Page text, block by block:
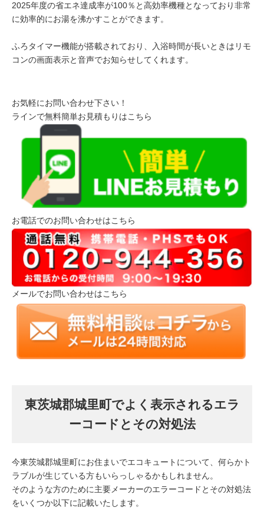
2025年度の省エネ達成率が100％と高効率機種となっており非常
に効率的にお湯を沸かすことができます。
ふろタイマー機能が搭載されており、入浴時間が長いときはリモ
コンの画面表示と音声でお知らせしてくれます。
お気軽にお問い合わせ下さい！
ラインで無料簡単お見積もりはこちら
お電話でのお問い合わせはこちら
メールでお問い合わせはこちら
東茨城郡城里町でよく表示されるエラ
ーコードとその対処法
今東茨城郡城里町にお住まいでエコキュートについて、何らかト
ラブルが生じている方もいらっしゃるかもしれません。
そのような方のために主要メーカーのエラーコードとその対処法
をいくつか以下に記載いたします。